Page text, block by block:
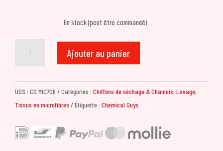
En stock (peut être commandé)
Glass
&
Ajouter au panier
UGS : CG MIC708 Catégories : Chiffons de séchage & Chamois, Lavage,
Tissus en microfibres
Étiquette : Chemical Guys